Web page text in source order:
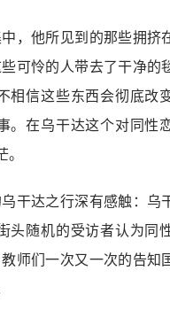
，他所见到的那些拥挤
可怜的人带去了干净的
相信这些东西会彻底改
。在乌干达这个对同性
干达之行深有感触：乌
头随机的受访者认为同
师们一次又一次的告知